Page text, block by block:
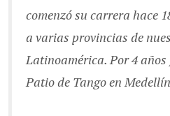
comenzó su carrera hace
a varias provincias de
Latinoamérica. Por 4
Patio de Tango en